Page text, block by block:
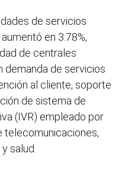
de servicios
en 3.78%,
de centrales
demanda de servicios
al cliente, soporte
de sistema de
(IVR) empleado por
telecomunicaciones,
salud.